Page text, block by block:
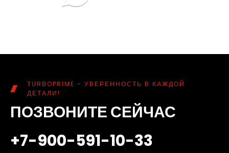
TURBOPRIME - УВЕРЕННОСТЬ В КАЖДОЙ
ДЕТАЛИ!
ПОЗВОНИТЕ СЕЙЧАС
+7-900-591-10-33